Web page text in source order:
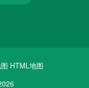
HTML地图